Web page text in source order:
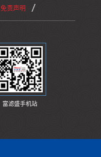
免责声明
富滤盛手机站